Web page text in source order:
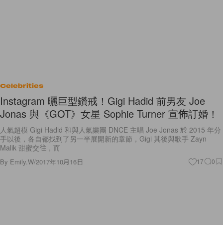
Celebrities
Instagram 曬巨型鑽戒！Gigi Hadid 前男友 Joe
Jonas 與《GOT》女星 Sophie Turner 宣佈訂婚！
人氣超模 Gigi Hadid 和與人氣樂團 DNCE 主唱 Joe Jonas 於 2015 年分
手以後，各自都找到了另一半展開新的章節，Gigi 其後與歌手 Zayn
Malik 甜蜜交往，而
By Emily.W/2017年10月16日 17 0